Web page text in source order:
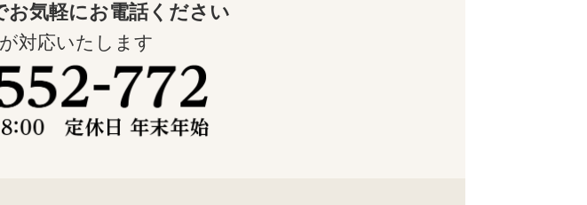
お気軽にお電話ください
対応いたします